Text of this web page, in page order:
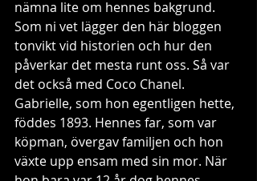
nämna lite om hennes bakgrund.
Som ni vet lägger den här bloggen
tonvikt vid historien och hur den
påverkar det mesta runt oss. Så var
det också med Coco Chanel.
Gabrielle, som hon egentligen hette,
föddes 1893. Hennes far, som var
köpman, övergav familjen och hon
växte upp ensam med sin mor. När